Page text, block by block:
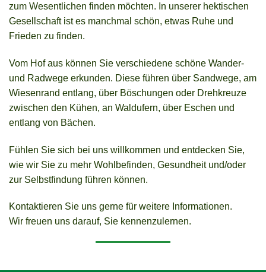
zum Wesentlichen finden möchten. In unserer hektischen
Gesellschaft ist es manchmal schön, etwas Ruhe und
Frieden zu finden.
Vom Hof ​​aus können Sie verschiedene schöne Wander-
und Radwege erkunden. Diese führen über Sandwege, am
Wiesenrand entlang, über Böschungen oder Drehkreuze
zwischen den Kühen, an Waldufern, über Eschen und
entlang von Bächen.
Fühlen Sie sich bei uns willkommen und entdecken Sie,
wie wir Sie zu mehr Wohlbefinden, Gesundheit und/oder
zur Selbstfindung führen können.
Kontaktieren Sie uns gerne für weitere Informationen.
Wir freuen uns darauf, Sie kennenzulernen.